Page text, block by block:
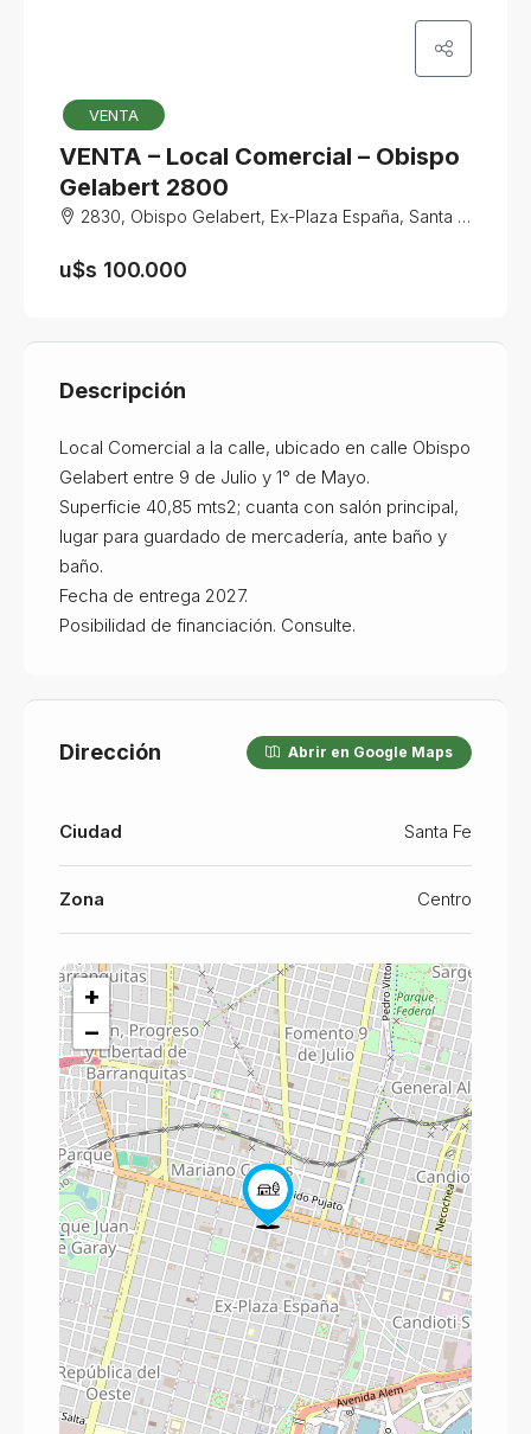
VENTA
VENTA – Local Comercial – Obispo
Gelabert 2800
2830, Obispo Gelabert, Ex-Plaza España, Santa Fe, Santa Fe Capital, Departamento La Capital, S3000, Argentina
u$s 100.000
Descripción
Local Comercial a la calle, ubicado en calle Obispo
Gelabert entre 9 de Julio y 1° de Mayo.
Superficie 40,85 mts2; cuanta con salón principal,
lugar para guardado de mercadería, ante baño y
baño.
Fecha de entrega 2027.
Posibilidad de financiación. Consulte.
Dirección Abrir en Google Maps
Ciudad Santa Fe
Zona Centro
+
−